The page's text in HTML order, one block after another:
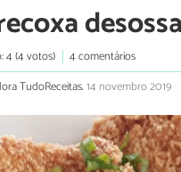
4 (4 votos)
4 comentários
TudoReceitas.14 novembro 2019